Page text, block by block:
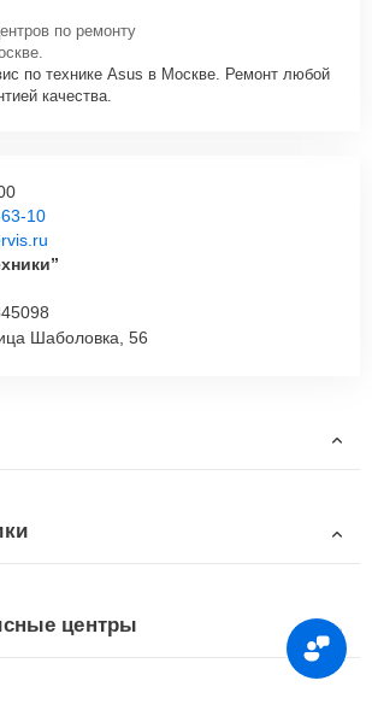
по ремонту
по технике Asus в Москве. Ремонт любой
качества.
Шаболовка, 56
10
центры